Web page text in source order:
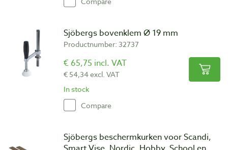
Sjöbergs bovenklem Ø 19 mm
Productnumber: 32737
€ 65,75 incl. VAT
€ 54,34 excl. VAT
In stock
Compare
Sjöbergs beschermkurken voor Scandi,